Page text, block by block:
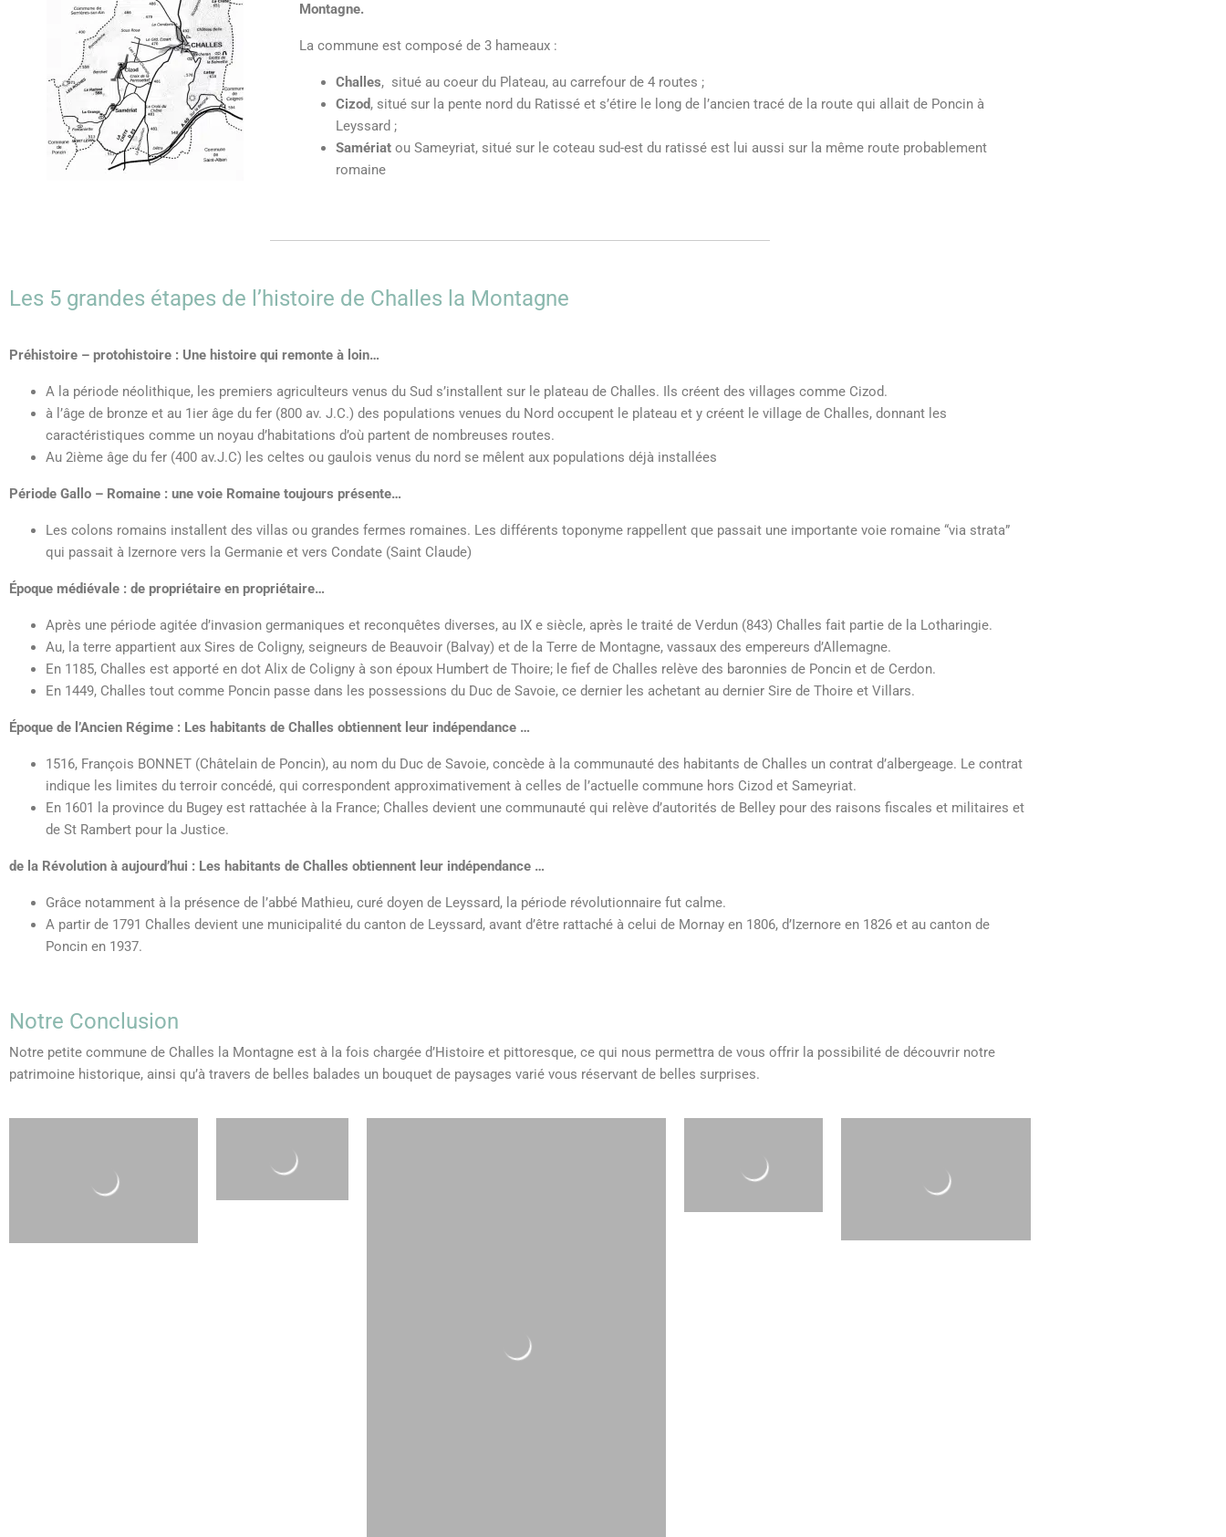
Montagne.
La commune est composé de 3 hameaux :
Challes, situé au coeur du Plateau, au carrefour de 4 routes ;
Cizod, situé sur la pente nord du Ratissé et s’étire le long de l’ancien tracé de la route qui allait de Poncin à
Leyssard ;
Samériat ou Sameyriat, situé sur le coteau sud-est du ratissé est lui aussi sur la même route probablement
romaine
Les 5 grandes étapes de l’histoire de Challes la Montagne
Préhistoire – protohistoire : Une histoire qui remonte à loin…
A la période néolithique, les premiers agriculteurs venus du Sud s’installent sur le plateau de Challes. Ils créent des villages comme Cizod.
à l’âge de bronze et au 1ier âge du fer (800 av. J.C.) des populations venues du Nord occupent le plateau et y créent le village de Challes, donnant les
caractéristiques comme un noyau d’habitations d’où partent de nombreuses routes.
Au 2ième âge du fer (400 av.J.C) les celtes ou gaulois venus du nord se mêlent aux populations déjà installées
Période Gallo – Romaine : une voie Romaine toujours présente…
Les colons romains installent des villas ou grandes fermes romaines. Les différents toponyme rappellent que passait une importante voie romaine “via strata”
qui passait à Izernore vers la Germanie et vers Condate (Saint Claude)
Époque médiévale : de propriétaire en propriétaire…
Après une période agitée d’invasion germaniques et reconquêtes diverses, au IX e siècle, après le traité de Verdun (843) Challes fait partie de la Lotharingie.
Au, la terre appartient aux Sires de Coligny, seigneurs de Beauvoir (Balvay) et de la Terre de Montagne, vassaux des empereurs d’Allemagne.
En 1185, Challes est apporté en dot Alix de Coligny à son époux Humbert de Thoire; le fief de Challes relève des baronnies de Poncin et de Cerdon.
En 1449, Challes tout comme Poncin passe dans les possessions du Duc de Savoie, ce dernier les achetant au dernier Sire de Thoire et Villars.
Époque de l’Ancien Régime : Les habitants de Challes obtiennent leur indépendance …
1516, François BONNET (Châtelain de Poncin), au nom du Duc de Savoie, concède à la communauté des habitants de Challes un contrat d’albergeage. Le contrat
indique les limites du terroir concédé, qui correspondent approximativement à celles de l’actuelle commune hors Cizod et Sameyriat.
En 1601 la province du Bugey est rattachée à la France; Challes devient une communauté qui relève d’autorités de Belley pour des raisons fiscales et militaires et
de St Rambert pour la Justice.
de la Révolution à aujourd’hui : Les habitants de Challes obtiennent leur indépendance …
Grâce notamment à la présence de l’abbé Mathieu, curé doyen de Leyssard, la période révolutionnaire fut calme.
A partir de 1791 Challes devient une municipalité du canton de Leyssard, avant d’être rattaché à celui de Mornay en 1806, d’Izernore en 1826 et au canton de
Poncin en 1937.
Notre Conclusion
Notre petite commune de Challes la Montagne est à la fois chargée d’Histoire et pittoresque, ce qui nous permettra de vous offrir la possibilité de découvrir notre
patrimoine historique, ainsi qu’à travers de belles balades un bouquet de paysages varié vous réservant de belles surprises.